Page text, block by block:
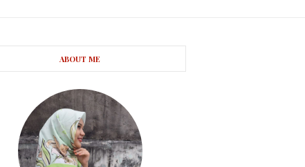
ABOUT ME